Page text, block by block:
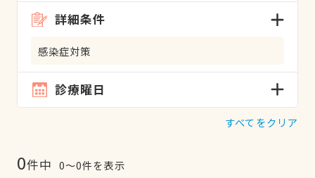
詳細条件
感染症対策
診療曜日
すべてをクリア
0件中 0〜0件を表示